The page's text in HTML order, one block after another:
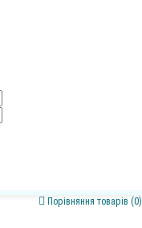
Порівняння товарів (0)